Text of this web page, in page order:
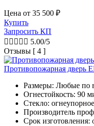
Цена от 35 500 ₽
Купить
Запросить КП
     5.00/5
Отзывы [ 4 ]
Противопожарная дверь
Размеры: Любые по
Огнестойкость: 90
Стекло: огнеупорное
Производитель
Срок изготовления: